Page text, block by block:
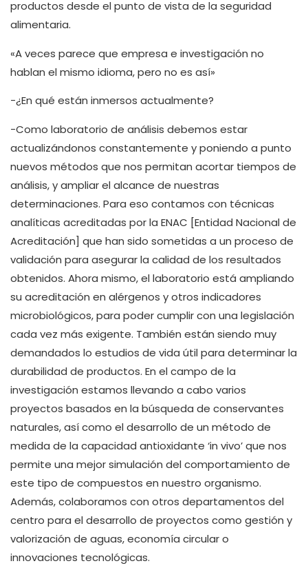
productos desde el punto de vista de la seguridad
alimentaria.
«A veces parece que empresa e investigación no
hablan el mismo idioma, pero no es así»
-¿En qué están inmersos actualmente?
-Como laboratorio de análisis debemos estar
actualizándonos constantemente y poniendo a punto
nuevos métodos que nos permitan acortar tiempos de
análisis, y ampliar el alcance de nuestras
determinaciones. Para eso contamos con técnicas
analíticas acreditadas por la ENAC [Entidad Nacional de
Acreditación] que han sido sometidas a un proceso de
validación para asegurar la calidad de los resultados
obtenidos. Ahora mismo, el laboratorio está ampliando
su acreditación en alérgenos y otros indicadores
microbiológicos, para poder cumplir con una legislación
cada vez más exigente. También están siendo muy
demandados lo estudios de vida útil para determinar la
durabilidad de productos. En el campo de la
investigación estamos llevando a cabo varios
proyectos basados en la búsqueda de conservantes
naturales, así como el desarrollo de un método de
medida de la capacidad antioxidante ‘in vivo’ que nos
permite una mejor simulación del comportamiento de
este tipo de compuestos en nuestro organismo.
Además, colaboramos con otros departamentos del
centro para el desarrollo de proyectos como gestión y
valorización de aguas, economía circular o
innovaciones tecnológicas.